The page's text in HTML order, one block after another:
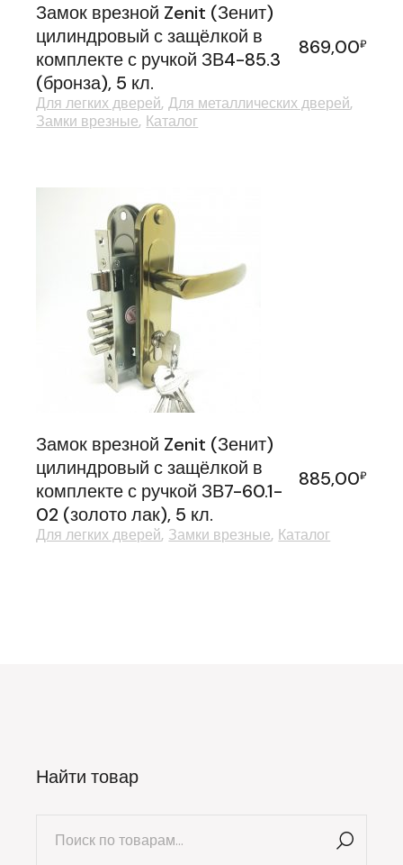
Замок врезной Zenit (Зенит)
цилиндровый с защёлкой в
комплекте с ручкой ЗВ4-85.3
(бронза), 5 кл.
869,00₽
Для легких дверей Для металлических дверей
Замки врезные Каталог
Замок врезной Zenit (Зенит)
цилиндровый с защёлкой в
комплекте с ручкой ЗВ7-60.1-
02 (золото лак), 5 кл.
885,00₽
Для легких дверей Замки врезные Каталог
Найти товар